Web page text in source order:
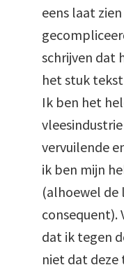
eens laat
schrijven dat
het stuk
Ik ben het
vervuilende
ik ben mijn
(alhoewel de
consequent).
dat ik tegen
niet dat deze